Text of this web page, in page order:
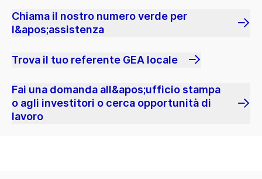
Chiama il nostro numero verde per
l&apos;assistenza
Trova il tuo referente GEA locale
Fai una domanda all&apos;ufficio stampa
o agli investitori o cerca opportunità di
lavoro